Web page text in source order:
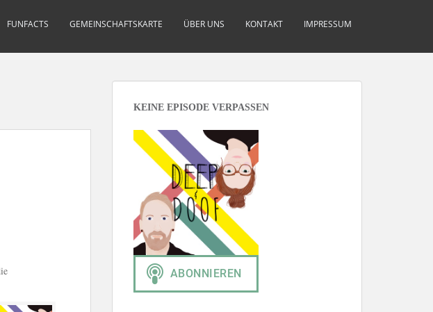
FUNFACTS GEMEINSCHAFTSKARTE ÜBER UNS KONTAKT IMPRESSUM
KEINE EPISODE VERPASSEN